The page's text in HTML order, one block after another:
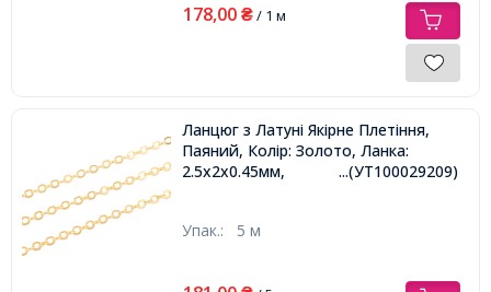
178,00 ₴/ 1 м
Ланцюг з Латуні Якірне Плетіння,
Паяний, Колір: Золото, Ланка:
2.5x2x0.45мм,
...(УТ100029209)
Упак.: 5 м